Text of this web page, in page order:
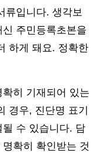
류입니다. 생각보
주민등록초본을
하게 돼요. 정확한
히 기재되어 있는
경우, 진단명 표기
수 있습니다. 담
확히 확인받는 것